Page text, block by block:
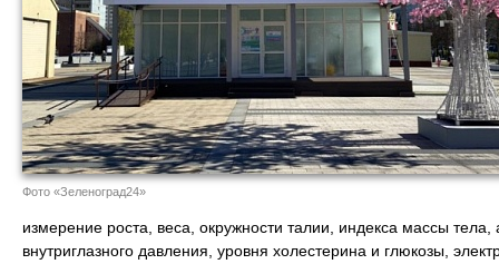
Фото «Зеленоград24»
измерение роста, веса, окружности талии, индекса массы тела,
внутриглазного давления, уровня холестерина и глюкозы,